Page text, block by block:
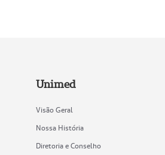
Unimed
Visão Geral
Nossa História
Diretoria e Conselho